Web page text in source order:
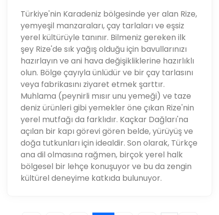
Türkiye'nin Karadeniz bölgesinde yer alan Rize,
yemyeşil manzaraları, çay tarlaları ve eşsiz
yerel kültürüyle tanınır. Bilmeniz gereken ilk
şey Rize'de sık yağış olduğu için bavullarınızı
hazırlayın ve ani hava değişikliklerine hazırlıklı
olun. Bölge çayıyla ünlüdür ve bir çay tarlasını
veya fabrikasını ziyaret etmek şarttır.
Muhlama (peynirli mısır unu yemeği) ve taze
deniz ürünleri gibi yemekler öne çıkan Rize'nin
yerel mutfağı da farklıdır. Kaçkar Dağları'na
açılan bir kapı görevi gören belde, yürüyüş ve
doğa tutkunları için idealdir. Son olarak, Türkçe
ana dil olmasına rağmen, birçok yerel halk
bölgesel bir lehçe konuşuyor ve bu da zengin
kültürel deneyime katkıda bulunuyor.